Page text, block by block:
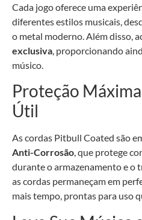
Cada jogo oferece uma
diferentes estilos musicais,
o metal moderno. Além disso,
exclusiva, proporcionando
músico.
Proteção
Útil
As cordas Pitbull Coated são
Anti-Corrosão, que protege
durante o armazenamento e o
as cordas permaneçam em
mais tempo, prontas para uso